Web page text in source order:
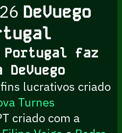
DeVuego
Portugal faz
lucrativos criado
Turnes
criado com a